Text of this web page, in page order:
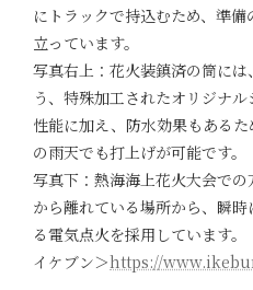
にトラックで持込むため、準
立っています。
写真右上：花火装鎮済の筒に
う、特殊加工されたオリジナ
性能に加え、防水効果もある
の雨天でも打上げが可能です。
写真下：熱海海上花火大会で
から離れている場所から、瞬
る電気点火を採用しています。
イケブン＞https://